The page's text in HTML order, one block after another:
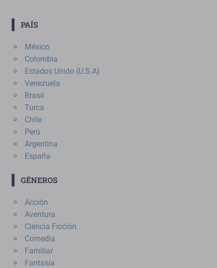
PAÍS
México
Colombia
Estados Unido (U.S.A)
Venezuela
Brasil
Turca
Chile
Perú
Argentina
España
GÉNEROS
Acción
Aventura
Ciencia Ficción
Comedia
Familiar
Fantasía